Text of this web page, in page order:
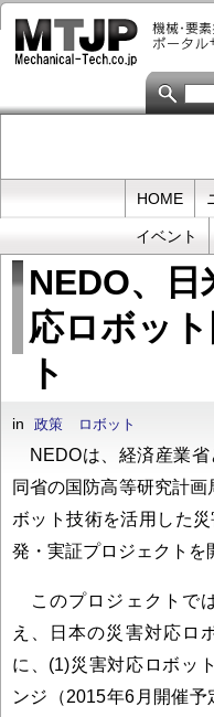
メ
イ
テ
HOME
イベント
NEDO、日
応ロボッ
ト
in 政策 ロボット
NEDOは、経済産業省
同省の国防高等研究計
ボット技術を活用した
発・実証プロジェクトを
このプロジェクトで
え、日本の災害対応ロ
に、(1)災害対応ロボッ
ンジ（2015年6月開催